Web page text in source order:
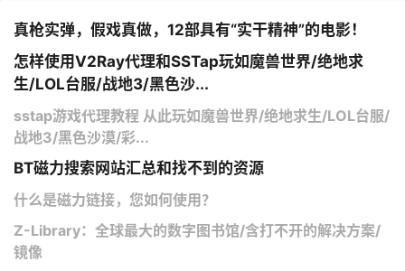
真枪实弹，假戏真做，12部具有“实干精神”的电影！
怎样使用V2Ray代理和SSTap玩如魔兽世界/绝地求
生/LOL台服/战地3/黑色沙...
sstap游戏代理教程 从此玩如魔兽世界/绝地求生/LOL台服/
战地3/黑色沙漠/彩...
BT磁力搜索网站汇总和找不到的资源
什么是磁力链接，您如何使用？
Z-Library：全球最大的数字图书馆/含打不开的解决方案/
镜像